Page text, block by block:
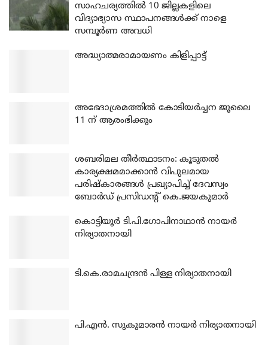
സാഹചര്യത്തിൽ 10 ജില്ലകളിലെ
വിദ്യാഭ്യാസ സ്ഥാപനങ്ങൾക്ക് നാളെ
സമ്പൂർണ അവധി
അദ്ധ്യാത്മരാമായണം കിളിപ്പാട്ട്
അഭേദാശ്രമത്തില്‍ കോടിയര്‍ച്ചന ജൂലൈ
11 ന് ആരംഭിക്കും
ശബരിമല തീര്‍ത്ഥാടനം: കൂടുതല്‍
കാര്യക്ഷമമാക്കാന്‍ വിപുലമായ
പരിഷ്‌കാരങ്ങള്‍ പ്രഖ്യാപിച്ച് ദേവസ്വം
ബോര്‍ഡ് പ്രസിഡന്റ് കെ.ജയകുമാര്‍
കൊട്ടിയൂര്‍ ടി.പി.ഗോപിനാഥാന്‍ നായര്‍
നിര്യാതനായി
ടി.കെ.രാമചന്ദ്രന്‍ പിള്ള നിര്യാതനായി
പി.എന്‍. സുകുമാരന്‍ നായര്‍ നിര്യാതനായി